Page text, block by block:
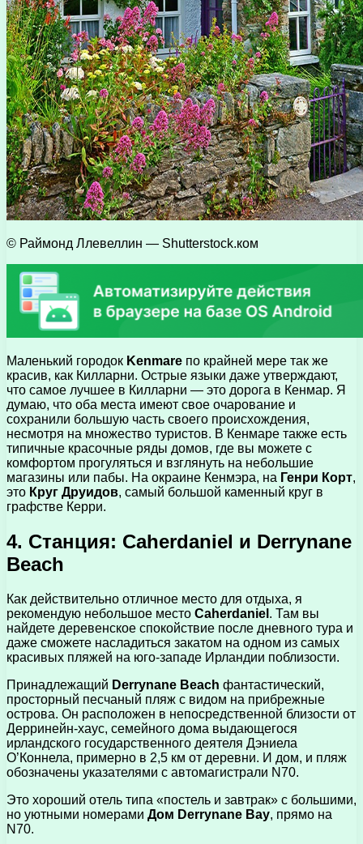
© Раймонд Ллевеллин — Shutterstock.ком
Маленький городок Kenmare по крайней мере так же
красив, как Килларни. Острые языки даже утверждают,
что самое лучшее в Килларни — это дорога в Кенмар. Я
думаю, что оба места имеют свое очарование и
сохранили большую часть своего происхождения,
несмотря на множество туристов. В Кенмаре также есть
типичные красочные ряды домов, где вы можете с
комфортом прогуляться и взглянуть на небольшие
магазины или пабы. На окраине Кенмэра, на Генри Корт,
это Круг Друидов, самый большой каменный круг в
графстве Керри.
4. Станция: Caherdaniel и Derrynane
Beach
Как действительно отличное место для отдыха, я
рекомендую небольшое место Caherdaniel . Там вы
найдете деревенское спокойствие после дневного тура и
даже сможете насладиться закатом на одном из самых
красивых пляжей на юго-западе Ирландии поблизости.
Принадлежащий Derrynane Beach фантастический,
просторный песчаный пляж с видом на прибрежные
острова. Он расположен в непосредственной близости от
Дерринейн-хаус, семейного дома выдающегося
ирландского государственного деятеля Дэниела
О’Коннела, примерно в 2,5 км от деревни. И дом, и пляж
обозначены указателями с автомагистрали N70.
Это хороший отель типа «постель и завтрак» с большими,
но уютными номерами Дом Derrynane Bay, прямо на
N70.